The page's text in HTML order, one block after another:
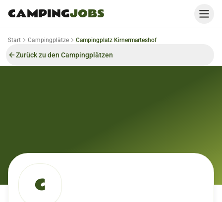
CAMPINGJOBS
Start Campingplätze Campingplatz Kirnermarteshof
Zurück zu den Campingplätzen
C